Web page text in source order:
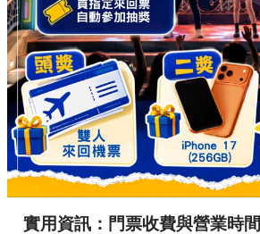
實用資訊：門票收費與營業時間